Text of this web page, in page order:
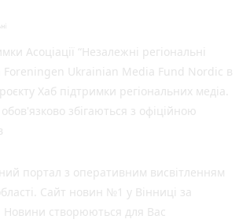
Асоціації “Незалежні регіональні
Foreningen Ukrainian Media Fund Nordic в
Хаб підтримки регіональних медіа.
збігаються з офіційною
портал з оперативним висвітленням
Сайт новин №1 у Вінниці за
Новини створюються для Вас